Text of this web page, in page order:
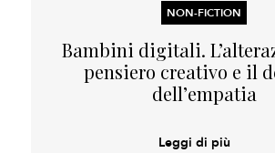
NON-FICTION
Bambini digitali.
pensiero creativo e il
dell’empatia
Leggi di più